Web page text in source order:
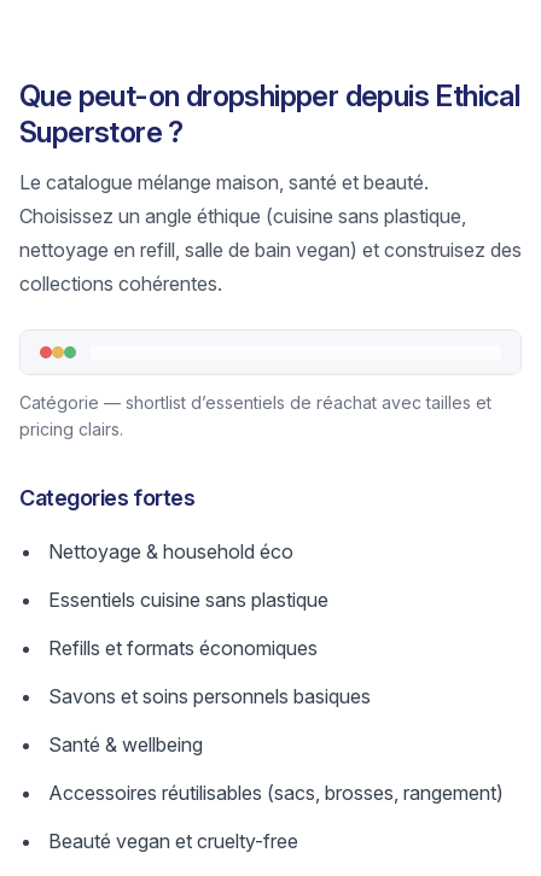
Que peut-on dropshipper depuis Ethical
Superstore ?
Le catalogue mélange maison, santé et beauté.
Choisissez un angle éthique (cuisine sans plastique,
nettoyage en refill, salle de bain vegan) et construisez des
collections cohérentes.
Catégorie — shortlist d’essentiels de réachat avec tailles et
pricing clairs.
Categories fortes
Nettoyage & household éco
Essentiels cuisine sans plastique
Refills et formats économiques
Savons et soins personnels basiques
Santé & wellbeing
Accessoires réutilisables (sacs, brosses, rangement)
Beauté vegan et cruelty-free